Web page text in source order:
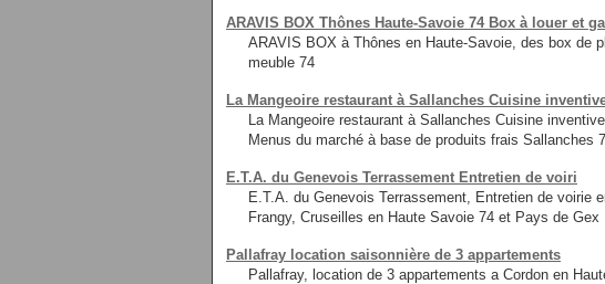
ARAVIS BOX Thônes Haute-Savoie 74 Box à louer et
ARAVIS BOX à Thônes en Haute-Savoie, des box de
meuble 74
La Mangeoire restaurant à Sallanches Cuisine
La Mangeoire restaurant à Sallanches Cuisine
Menus du marché à base de produits frais Sallanches
E.T.A. du Genevois Terrassement Entretien de voiri
E.T.A. du Genevois Terrassement, Entretien de voirie
Frangy, Cruseilles en Haute Savoie 74 et Pays de Gex
Pallafray location saisonnière de 3 appartements
Pallafray, location de 3 appartements a Cordon en